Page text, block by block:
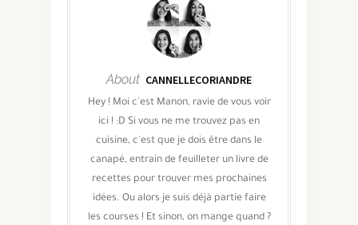
About CANNELLECORIANDRE
Hey ! Moi c'est Manon, ravie de vous voir
ici ! :D Si vous ne me trouvez pas en
cuisine, c'est que je dois être dans le
canapé, entrain de feuilleter un livre de
recettes pour trouver mes prochaines
idées. Ou alors je suis déjà partie faire
les courses ! Et sinon, on mange quand ?